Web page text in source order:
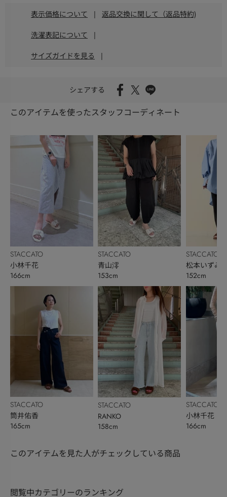
表示価格について | 返品交換に関して（返品特約)
洗濯表記について |
サイズガイドを見る |
シェアする
このアイテムを使ったスタッフコーディネート
STACCATO
小林千花
166cm
STACCATO
筒井佑香
165cm
STACCATO
青山澪
153cm
STACCATO
RANKO
158cm
STACCATO
松本いずみ
152cm
STACCATO
小林千花
166cm
このアイテムを見た人がチェックしている商品
閲覧中カテゴリーのランキング